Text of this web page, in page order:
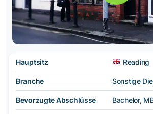
Hauptsitz Reading
Branche Sonstige
Bevorzugte Abschlüsse Bachelor,